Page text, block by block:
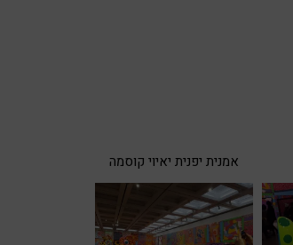
אמנית יפנית יאיוי קוסמה